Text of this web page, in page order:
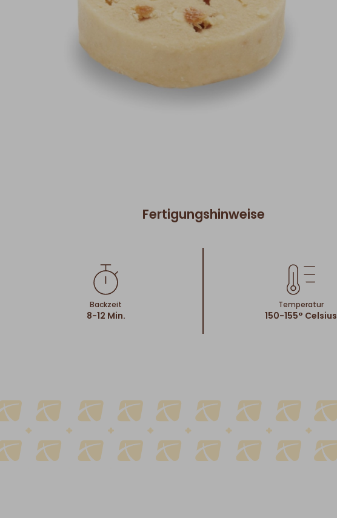
Fertigungshinweise
Backzeit
8-12 Min.
Temperatur
150-155° Celsius